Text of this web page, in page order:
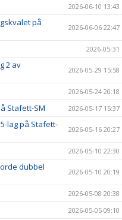
2026-06-10 13:43
på
2026-06-06 22:47
2026-05-31
2 av
2026-05-29 15:58
2026-05-24 20:18
Stafett-SM 2026-05-17 15:37
lag på Stafett-
2026-05-16 20:27
2026-05-10 22:30
dubbel
2026-05-10 20:19
2026-05-08 20:38
2026-05-05 09:10